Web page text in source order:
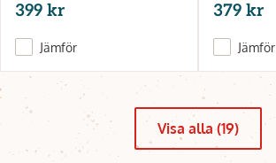
399 kr
Jämför
379 kr
Jämför
Visa alla (19)